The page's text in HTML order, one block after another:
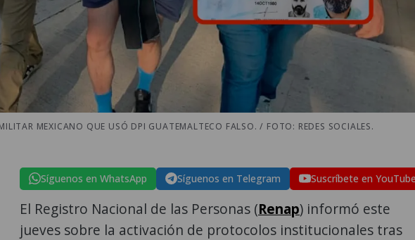
MEXICANO QUE USÓ DPI GUATEMALTECO FALSO. / FOTO: REDES SOCIALES.
Síguenos en WhatsApp Síguenos en Telegram Suscríbete en
El Registro Nacional de las Personas (Renap) informó este
jueves sobre la activación de protocolos institucionales tras